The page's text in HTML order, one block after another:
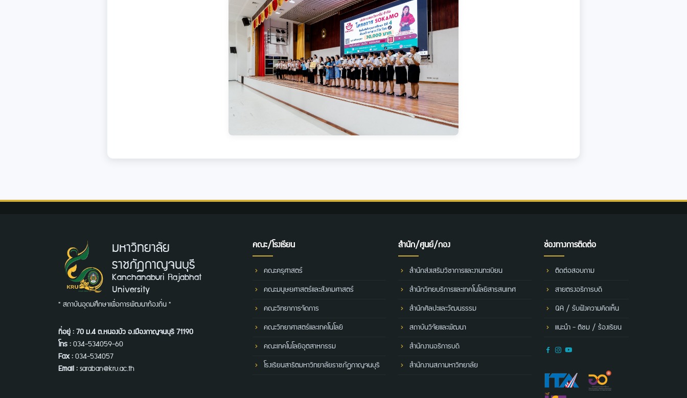
มหาวิทยาลัย
ราชภัฏกาญจนบุรี
Kanchanaburi Rajabhat
University
" สถาบันอุดมศึกษาเพื่อการพัฒนาท้องถิ่น "
ที่อยู่ : 70 ม.4 ต.หนองบัว อ.เมืองกาญจนบุรี 71190
โทร :034-534059-60
Fax :034-534057
Email :saraban@kru.ac.th
คณะ/โรงเรียน
คณะครุศาสตร์
คณะมนุษยศาสตร์และสังคมศาสตร์
คณะวิทยาการจัดการ
คณะวิทยาศาสตร์และเทคโนโลยี
คณะเทคโนโลยีอุตสาหกรรม
โรงเรียนสาธิตมหาวิทยาลัยราชภัฏกาญจนบุรี
สำนัก/ศูนย์/กอง
สำนักส่งเสริมวิชาการและงานทะเบียน
สำนักวิทยบริการและเทคโนโลยีสารสนเทศ
สำนักศิลปะและวัฒนธรรม
สถาบันวิจัยและพัฒนา
สำนักงานอธิการบดี
สำนักงานสภามหาวิทยาลัย
ช่องทางการติดต่อ
ติดต่อสอบถาม
สายตรงอธิการบดี
QA / รับฟังความคิดเห็น
แนะนำ - ติชม / ร้องเรียน